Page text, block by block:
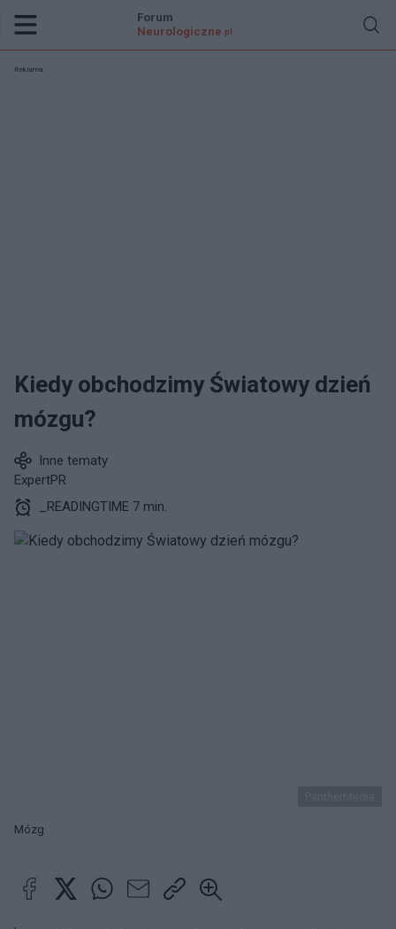
Forum
Neurologiczne .pl
Reklama:
Kiedy obchodzimy Światowy dzień
mózgu?
Inne tematy
ExpertPR
_READINGTIME 7 min.
Mózg